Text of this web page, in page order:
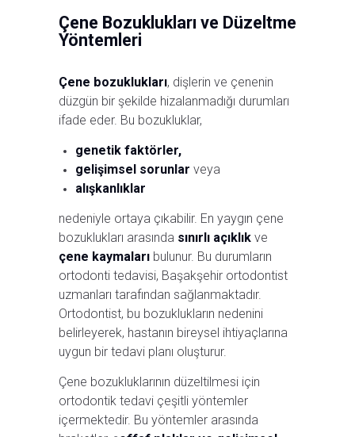
Çene Bozuklukları ve Düzeltme
Yöntemleri
Çene bozuklukları, dişlerin ve çenenin
düzgün bir şekilde hizalanmadığı durumları
ifade eder. Bu bozukluklar,
genetik faktörler,
gelişimsel sorunlar veya
alışkanlıklar
nedeniyle ortaya çıkabilir. En yaygın çene
bozuklukları arasında sınırlı açıklık ve
çene kaymaları bulunur. Bu durumların
ortodonti tedavisi, Başakşehir ortodontist
uzmanları tarafından sağlanmaktadır.
Ortodontist, bu bozuklukların nedenini
belirleyerek, hastanın bireysel ihtiyaçlarına
uygun bir tedavi planı oluşturur.
Çene bozukluklarının düzeltilmesi için
ortodontik tedavi çeşitli yöntemler
içermektedir. Bu yöntemler arasında